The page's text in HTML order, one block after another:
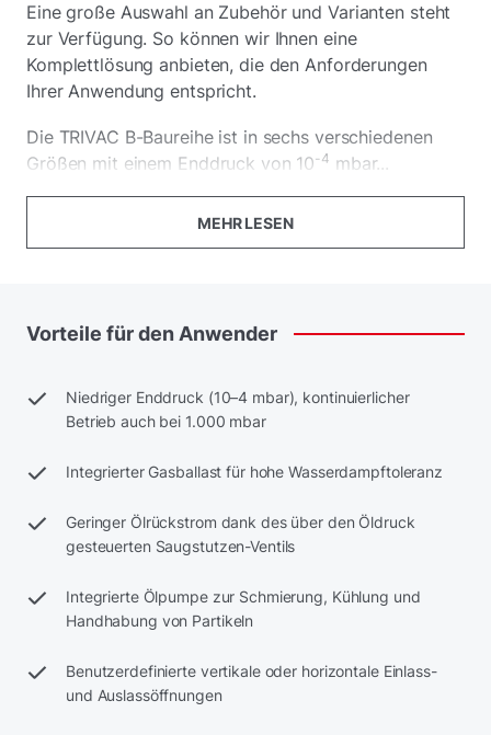
Eine große Auswahl an Zubehör und Varianten steht
zur Verfügung. So können wir Ihnen eine
Komplettlösung anbieten, die den Anforderungen
Ihrer Anwendung entspricht.
Die TRIVAC B-Baureihe ist in sechs verschiedenen
Größen mit einem Enddruck von 10-4 mbar...
MEHR LESEN
Vorteile fürden Anwender
Niedriger Enddruck (10–4 mbar), kontinuierlicher
Betrieb auch bei 1.000 mbar
Integrierter Gasballast für hohe Wasserdampftoleranz
Geringer Ölrückstrom dank des über den Öldruck
gesteuerten Saugstutzen-Ventils
Integrierte Ölpumpe zur Schmierung, Kühlung und
Handhabung von Partikeln
Benutzerdefinierte vertikale oder horizontale Einlass-
und Auslassöffnungen